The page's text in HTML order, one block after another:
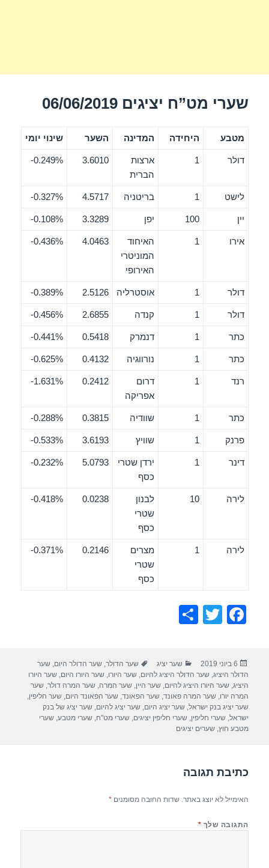
שערי מט”ח יציגים 06/06/2019
מטבע היחידה המדינה השער שינוי יומי
דולר 1
ארצות
הברית
3.6010
0.249%-
לישט 1 בריטניה 4.5717
0.327%-
יין 100 יפן 3.3289
0.108%-
אירו 1
האיחוד
המוניטרי
האירופי
4.0463
0.436%-
דולר 1 אוסטרליה 2.5126
0.389%-
דולר 1 קנדה 2.6855
0.456%-
כתר 1 דנמרק 0.5418
0.441%-
כתר 1 נורווגיה 0.4132
0.625%-
רנד 1
דרום
אפריקה
0.2412
1.631%-
כתר 1 שוודיה 0.3815
0.288%-
פרנק 1 שוויץ 3.6193
0.533%-
דינר 1
ירדן שטרי
כסף
5.0793
0.232%-
לירה 10
לבנון
שטרי
כסף
0.0238
0.418%-
לירה 1
מצרים
שטרי
כסף
0.2146
0.371%-
F
e
b
o
o
T
er
e
פורסם
בתאריך
6 ביוני 2019 קטגוריות
שער יציג תגיות
שער הדולר,שער הדולר היום,שער
הדולר היציג,שער הדולר היציג להיום,שער היורו,שער היורו היום,שער היורו
היציג,שער היורו היציג להיום,שער היין,שער המרה,שער המרה דולר,שער
המרה יורו,שער המרה פאונד,שער הפאונד,שער הפאונד היום,שער חליפין,
שער יציג בנק ישראל,שער יציג היום,שער יציג להיום,שער יציג של בנק
ישראל,שערי חליפין,שערי חליפין יציגים,שערי מט"ח,שערי מטבע,שערי
מטבע חוץ,שערים יציגים
כתיבת תגובה
האימייל לא יוצג באתר. שדות החובה מסומנים*
התגובה שלך *